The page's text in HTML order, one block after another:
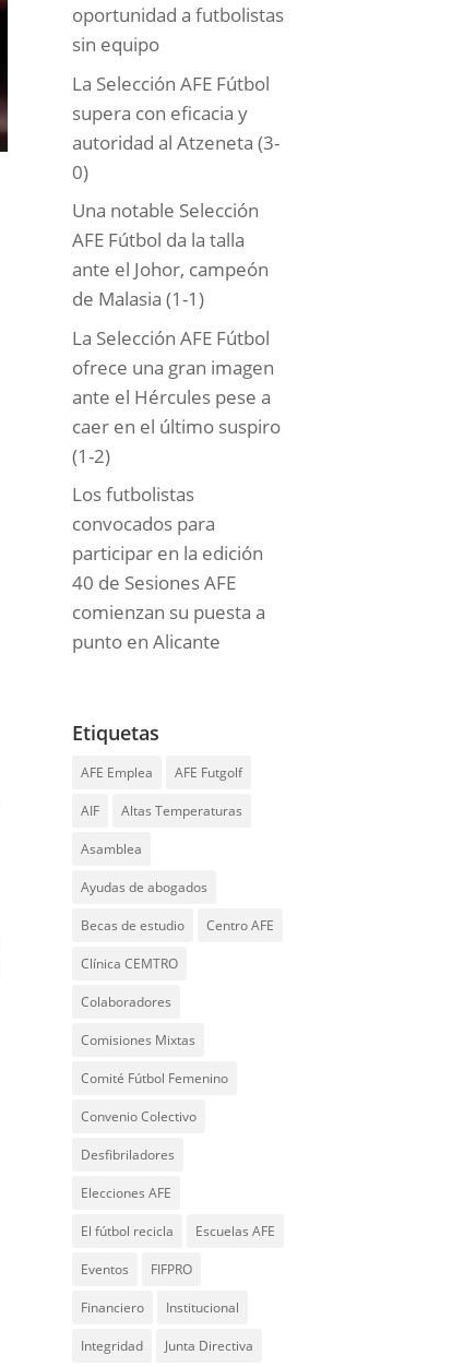
oportunidad a futbolistas
sin equipo
La Selección AFE Fútbol
supera con eficacia y
autoridad al Atzeneta (3-
0)
Una notable Selección
AFE Fútbol da la talla
ante el Johor, campeón
de Malasia (1-1)
La Selección AFE Fútbol
ofrece una gran imagen
ante el Hércules pese a
caer en el último suspiro
(1-2)
Los futbolistas
convocados para
participar en la edición
40 de Sesiones AFE
comienzan su puesta a
punto en Alicante
Etiquetas
AFE Emplea AFE Futgolf
AIF Altas Temperaturas
Asamblea
Ayudas de abogados
Becas de estudio Centro AFE
Clínica CEMTRO
Colaboradores
Comisiones Mixtas
Comité Fútbol Femenino
Convenio Colectivo
Desfibriladores
Elecciones AFE
El fútbol recicla Escuelas AFE
Eventos FIFPRO
Financiero Institucional
Integridad Junta Directiva